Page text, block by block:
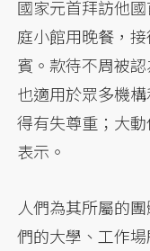
國家元首拜訪他
庭小館用晚餐，
賓。款待不周被
也適用於眾多機
得有失尊重；大
表示。
人們為其所屬的
們的大學、工作